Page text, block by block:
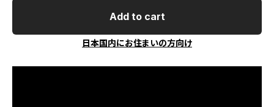
Add to cart
日本国内にお住まいの方向け